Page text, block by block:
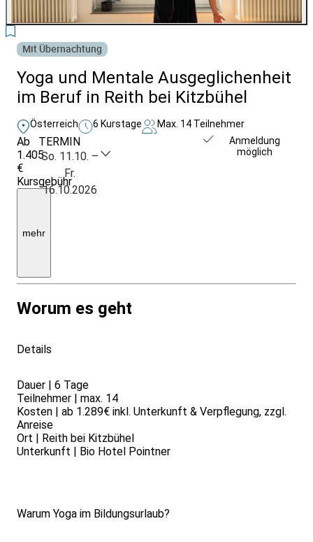
Mit Übernachtung
Yoga und Mentale Ausgeglichenheit
im Beruf in Reith bei Kitzbühel
Österreich 6 Kurstage Max. 14 Teilnehmer
Ab
1.405
€
Kursgebühr
inkl.
Verpflegung
und
mehr
TERMIN
So. 11.10. –
Fr.
16.10.2026
Anmeldung
möglich
Worum es geht
Details
Dauer | 6 Tage
Teilnehmer | max. 14
Kosten | ab 1.289€ inkl. Unterkunft & Verpflegung, zzgl.
Anreise
Ort | Reith bei Kitzbühel
Unterkunft | Bio Hotel Pointner
Warum Yoga im Bildungsurlaub?